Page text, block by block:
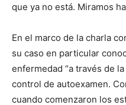
que ya no está. Miramos
En el marco de la charla
su caso en particular
enfermedad “a través de
control de autoexamen.
cuando comenzaron los